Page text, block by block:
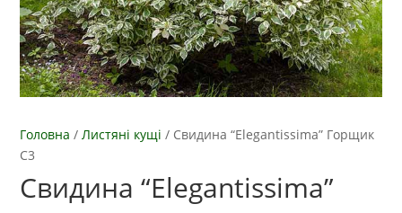
Головна /Листяні кущі / Свидина “Elegantissima” Горщик
С3
Свидина “Elegantissima”